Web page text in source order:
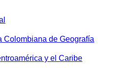
Colombiana de Geografía
y el Caribe